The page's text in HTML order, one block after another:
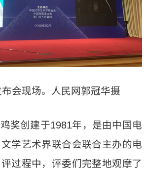
会现场。人民网郭冠华摄
奖创建于1981年，是由中国电
学艺术界联合会联合主办的电
过程中，评委们完整地观摩了